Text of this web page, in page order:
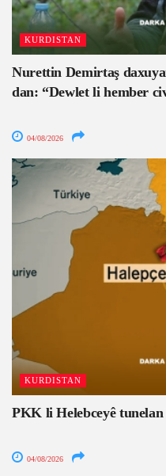
KURDISTAN
Nurettin Demirtaş
dan: “Dewlet li hember
04/08/2026
KURDISTAN
PKK li Helebceyê
04/08/2026